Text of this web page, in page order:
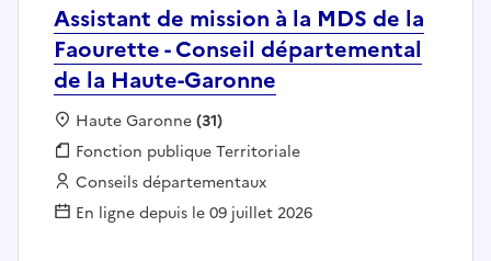
Assistant de mission à la MDS de la
Faourette - Conseil départemental
de la Haute-Garonne
Localisation :
Haute Garonne(31)
Fonction publique :
Fonction publique Territoriale
Employeur :
Conseils départementaux
En ligne depuis le 09 juillet 2026